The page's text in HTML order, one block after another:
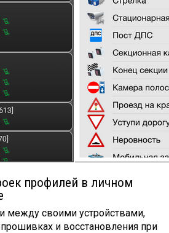
профилей в личном
между своими устройствами,
и восстановления при